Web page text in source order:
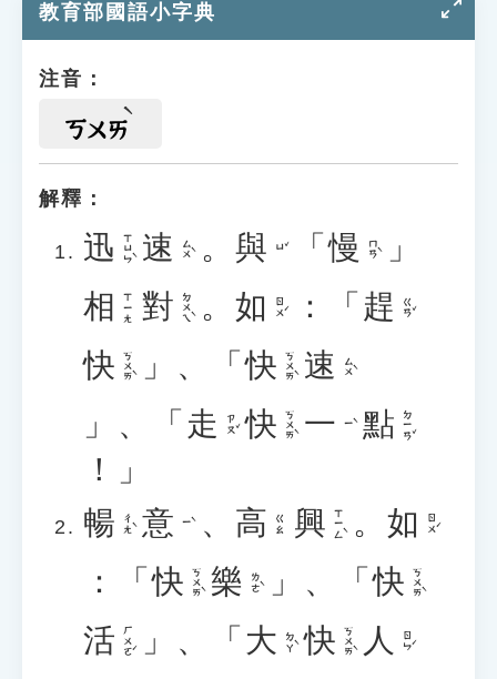
教育部國語小字典
注音：
ㄎㄨㄞ
解釋：
迅 ㄒㄩㄣˋ 速 ㄙㄨˋ 。 與 ㄩˇ 「慢 ㄇㄢˋ
」
相 ㄒㄧㄤ 對 ㄉㄨㄟˋ 。 如 ㄖㄨˊ ：「 趕 ㄍㄢˇ
快 ㄎㄨㄞˋ 」、「快 ㄎㄨㄞˋ 速 ㄙㄨˋ
」、「 走 ㄗㄡˇ 快 ㄎㄨㄞˋ 一 ㄧˋ 點 ㄉㄧㄢˇ
！」
暢 ㄔㄤˋ 意 ㄧˋ 、 高 ㄍㄠ 興 ㄒㄧㄥˋ 。 如 ㄖㄨˊ
：「快 ㄎㄨㄞˋ 樂 ㄌㄜˋ 」、「快 ㄎㄨㄞˋ
活 ㄏㄨㄛˊ 」、「 大 ㄉㄚˋ 快 ㄎㄨㄞˋ 人 ㄖㄣˊ